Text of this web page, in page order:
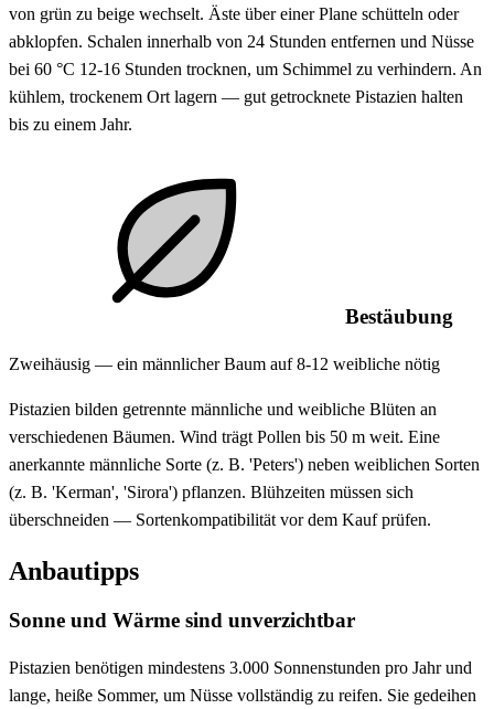
von grün zu beige wechselt. Äste über einer Plane schütteln oder
abklopfen. Schalen innerhalb von 24 Stunden entfernen und Nüsse
bei 60 °C 12-16 Stunden trocknen, um Schimmel zu verhindern. An
kühlem, trockenem Ort lagern — gut getrocknete Pistazien halten
bis zu einem Jahr.
Bestäubung
Zweihäusig — ein männlicher Baum auf 8-12 weibliche nötig
Pistazien bilden getrennte männliche und weibliche Blüten an
verschiedenen Bäumen. Wind trägt Pollen bis 50 m weit. Eine
anerkannte männliche Sorte (z. B. 'Peters') neben weiblichen Sorten
(z. B. 'Kerman', 'Sirora') pflanzen. Blühzeiten müssen sich
überschneiden — Sortenkompatibilität vor dem Kauf prüfen.
Anbautipps
Sonne und Wärme sind unverzichtbar
Pistazien benötigen mindestens 3.000 Sonnenstunden pro Jahr und
lange, heiße Sommer, um Nüsse vollständig zu reifen. Sie gedeihen